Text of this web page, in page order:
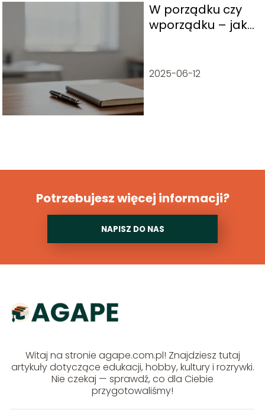
W porządku czy
wporządku – jak
2025-06-12
Potrzebujesz więcej informacji?
NAPISZ DO NAS
Witaj na stronie agape.com.pl! Znajdziesz tutaj
artykuły dotyczące edukacji, hobby, kultury i rozrywki.
Nie czekaj — sprawdź, co dla Ciebie
przygotowaliśmy!